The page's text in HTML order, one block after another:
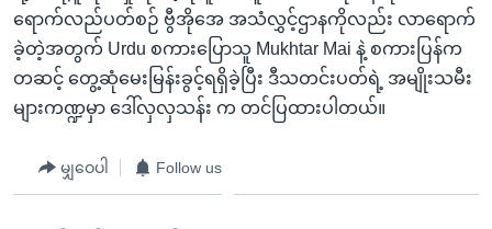
ညွန်း
စာမျက်နှာ
ကျော်
သုတပဒေသာ အင်္ဂလိပ်စာ
Learning English
ဗွီအိုအေ လူမှုကွန်ယက်များ
ဘာသာစကားများ
ရောက်လည်ပတ်စဉ် ဗွီအိုအေ အသံလွှင့်ဌာနကိုလည်း လာရောက်
ခဲ့တဲ့အတွက် Urdu စကားပြောသူ Mukhtar Mai နဲ့ စကားပြန်က
တဆင့် တွေ့ဆုံမေးမြန်းခွင့်ရရှိခဲ့ပြီး ဒီသတင်းပတ်ရဲ့ အမျိုးသမီး
များကဏ္ဍမှာ ဒေါ်လှလှသန်း က တင်ပြထားပါတယ်။
မျှဝေပါ Follow us